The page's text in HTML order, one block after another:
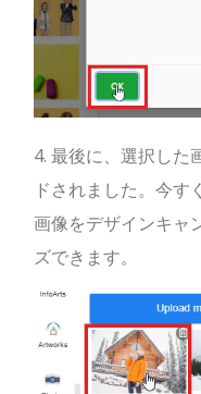
4. 最後に、選択した
ドされました。今す
画像をデザインキャ
ズできます。